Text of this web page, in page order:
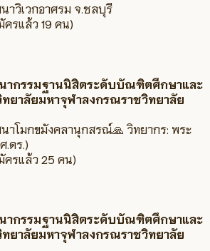
าวิเวกอาศรม จ.ชลบุรี
ครแล้ว 19 คน)
ากรรมฐานนิสิตระดับบัณฑิตศึกษาและ
ยาลัยมหาจุฬาลงกรณราชวิทยาลัย
าโมกขมังคลานุกสรณ์🙏 วิทยากร: พระ
.ดร.)
ครแล้ว 25 คน)
ากรรมฐานนิสิตระดับบัณฑิตศึกษาและ
ยาลัยมหาจุฬาลงกรณราชวิทยาลัย